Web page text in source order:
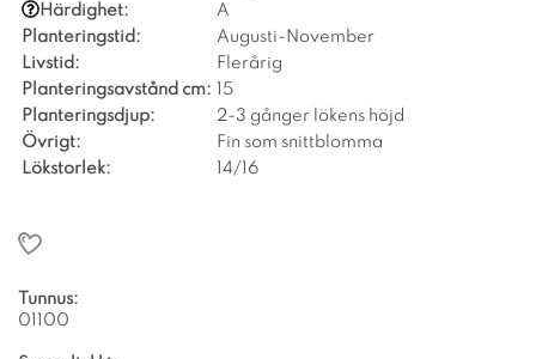
Härdighet:
A
Planteringstid:
Augusti-November
Livstid:
Flerårig
Planteringsavstånd cm: 15
Planteringsdjup:
2-3 gånger lökens höjd
Övrigt:
Fin som snittblomma
Lökstorlek:
14/16
Tunnus:
01100